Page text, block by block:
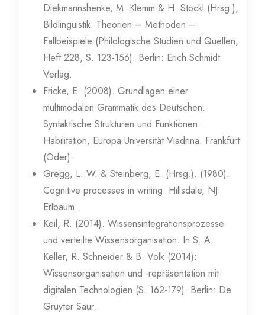
Diekmannshenke, M. Klemm & H. Stöckl (Hrsg.),
Bildlinguistik. Theorien – Methoden –
Fallbeispiele (Philologische Studien und Quellen,
Heft 228, S. 123-156). Berlin: Erich Schmidt
Verlag.
Fricke, E. (2008). Grundlagen einer
multimodalen Grammatik des Deutschen.
Syntaktische Strukturen und Funktionen.
Habilitation, Europa Universität Viadrina. Frankfurt
(Oder).
Gregg, L. W. & Steinberg, E. (Hrsg.). (1980).
Cognitive processes in writing. Hillsdale, NJ:
Erlbaum.
Keil, R. (2014). Wissensintegrationsprozesse
und verteilte Wissensorganisation. In S. A.
Keller, R. Schneider & B. Volk (2014):
Wissensorganisation und -repräsentation mit
digitalen Technologien (S. 162-179). Berlin: De
Gruyter Saur.